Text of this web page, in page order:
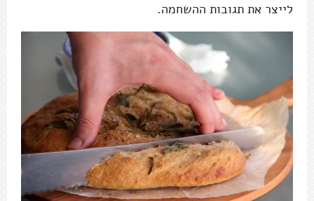
לייצר את תגובות ההשחמה.